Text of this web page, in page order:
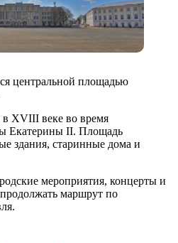
центральной площадью
в XVIII веке во время
Екатерины II. Площадь
здания, старинные дома и
мероприятия, концерты и
маршрут по